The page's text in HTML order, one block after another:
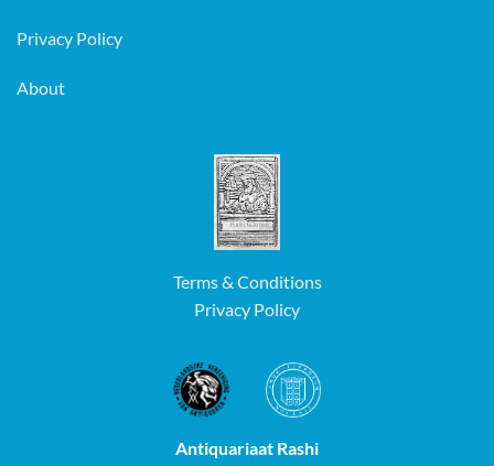
Privacy Policy
About
Terms & Conditions
Privacy Policy
Antiquariaat Rashi